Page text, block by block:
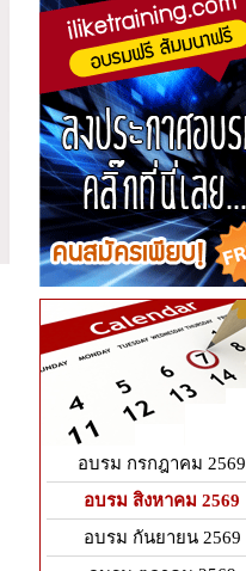
อบรม กรกฎาคม 2569
อบรม สิงหาคม 2569
อบรม กันยายน 2569